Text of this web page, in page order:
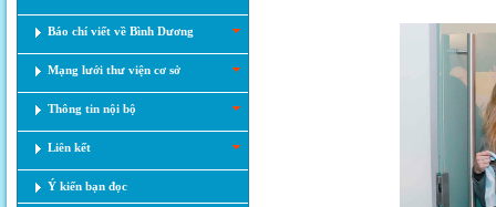
Báo chí viết về Bình Dương
Mạng lưới thư viện cơ sở
Thông tin nội bộ
Liên kết
Ý kiến bạn đọc